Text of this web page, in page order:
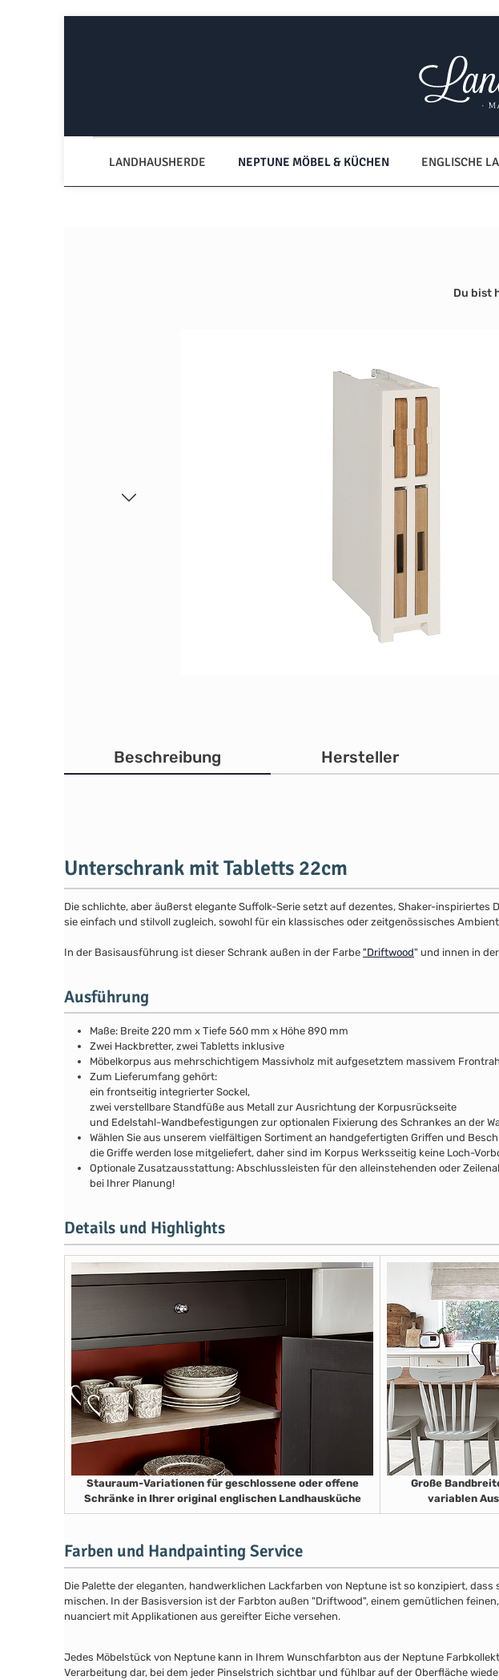
LANDHAUSHERDE NEPTUNE MÖBEL & KÜCHEN ENGLISCHE
Du bist
Beschreibung Hersteller
Unterschrank mit Tabletts 22cm
Die schlichte, aber äußerst elegante Suffolk-Serie setzt auf dezentes, Shaker-
sie einfach und stilvoll zugleich, sowohl für ein klassisches oder zeitgenössisches
In der Basisausführung ist dieser Schrank außen in der Farbe "Driftwood" und innen in
Ausführung
Maße: Breite 220 mm x Tiefe 560 mm x Höhe 890 mm
Zwei Hackbretter, zwei Tabletts inklusive
Möbelkorpus aus mehrschichtigem Massivholz mit aufgesetztem massivem
Zum Lieferumfang gehört:
ein frontseitig integrierter Sockel,
zwei verstellbare Standfüße aus Metall zur Ausrichtung der Korpusrückseite
und Edelstahl-Wandbefestigungen zur optionalen Fixierung des Schrankes an der
Wählen Sie aus unserem vielfältigen Sortiment an handgefertigten Griffen und
die Griffe werden lose mitgeliefert, daher sind im Korpus Werksseitig keine Loch-
Optionale Zusatzausstattung: Abschlussleisten für den alleinstehenden oder
bei Ihrer Planung!
Details und Highlights
Stauraum-Variationen für geschlossene oder offene
Schränke in Ihrer original englischen Landhausküche
Große
variablen
Farben und Handpainting Service
Die Palette der eleganten, handwerklichen Lackfarben von Neptune ist so konzipiert,
mischen. In der Basisversion ist der Farbton außen "Driftwood", einem gemütlichen
nuanciert mit Applikationen aus gereifter Eiche versehen.
Jedes Möbelstück von Neptune kann in Ihrem Wunschfarbton aus der Neptune
Verarbeitung dar, bei dem jeder Pinselstrich sichtbar und fühlbar auf der Oberfläche